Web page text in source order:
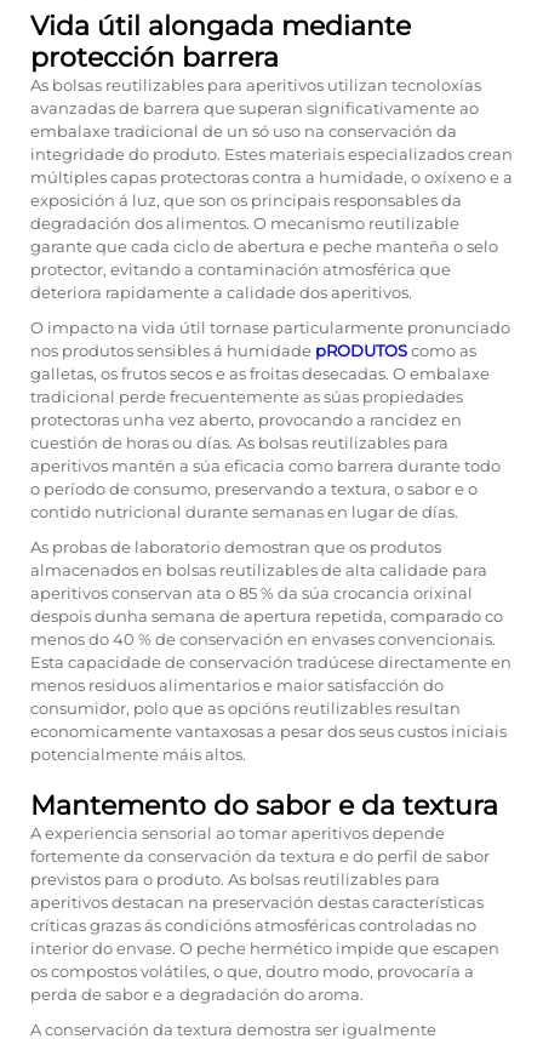
Vida útil alongada mediante
protección barrera
As bolsas reutilizables para aperitivos utilizan tecnoloxías
avanzadas de barrera que superan significativamente ao
embalaxe tradicional de un só uso na conservación da
integridade do produto. Estes materiais especializados crean
múltiples capas protectoras contra a humidade, o oxíxeno e a
exposición á luz, que son os principais responsables da
degradación dos alimentos. O mecanismo reutilizable
garante que cada ciclo de abertura e peche manteña o selo
protector, evitando a contaminación atmosférica que
deteriora rapidamente a calidade dos aperitivos.
O impacto na vida útil tornase particularmente pronunciado
nos produtos sensibles á humidade pRODUTOScomo as
galletas, os frutos secos e as froitas desecadas. O embalaxe
tradicional perde frecuentemente as súas propiedades
protectoras unha vez aberto, provocando a rancidez en
cuestión de horas ou días. As bolsas reutilizables para
aperitivos mantén a súa eficacia como barrera durante todo
o período de consumo, preservando a textura, o sabor e o
contido nutricional durante semanas en lugar de días.
As probas de laboratorio demostran que os produtos
almacenados en bolsas reutilizables de alta calidade para
aperitivos conservan ata o 85 % da súa crocancia orixinal
despois dunha semana de apertura repetida, comparado co
menos do 40 % de conservación en envases convencionais.
Esta capacidade de conservación tradúcese directamente en
menos residuos alimentarios e maior satisfacción do
consumidor, polo que as opcións reutilizables resultan
economicamente vantaxosas a pesar dos seus custos iniciais
potencialmente máis altos.
Mantemento do sabor e da textura
A experiencia sensorial ao tomar aperitivos depende
fortemente da conservación da textura e do perfil de sabor
previstos para o produto. As bolsas reutilizables para
aperitivos destacan na preservación destas características
críticas grazas ás condicións atmosféricas controladas no
interior do envase. O peche hermético impide que escapen
os compostos volátiles, o que, doutro modo, provocaría a
perda de sabor e a degradación do aroma.
A conservación da textura demostra ser igualmente